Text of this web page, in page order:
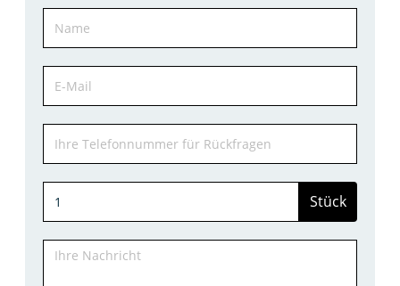
Stück